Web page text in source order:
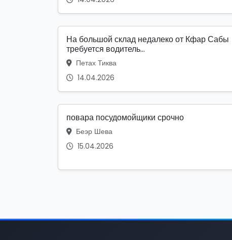
На большой склад недалеко от Кфар Сабы
требуется водитель...
Петах Тиква
14.04.2026
повара посудомойщики срочно
Беэр Шева
15.04.2026